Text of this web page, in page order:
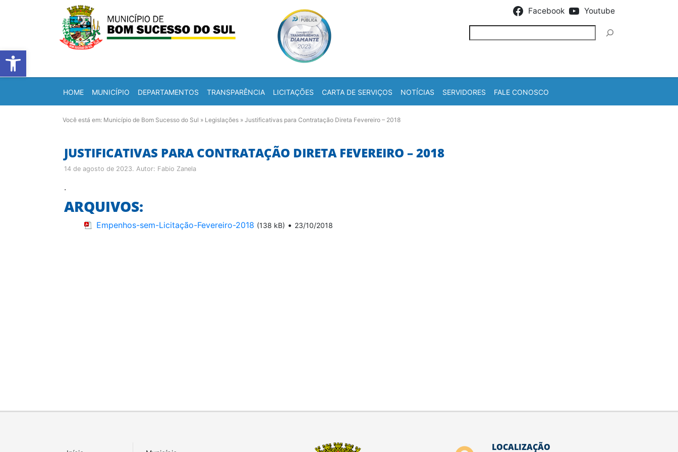
Barra de Ferramentas Aberta
Facebook Youtube
HOME MUNICÍPIO DEPARTAMENTOS TRANSPARÊNCIA LICITAÇÕES CARTA DE SERVIÇOS NOTÍCIAS SERVIDORES FALE CONOSCO
Você está em: Município de Bom Sucesso do Sul » Legislações » Justificativas para Contratação Direta Fevereiro – 2018
JUSTIFICATIVAS PARA CONTRATAÇÃO DIRETA FEVEREIRO – 2018
14 de agosto de 2023. Autor: Fabio Zanela
.
ARQUIVOS:
Empenhos-sem-Licitação-Fevereiro-2018 (138 kB) • 23/10/2018
LOCALIZAÇÃO